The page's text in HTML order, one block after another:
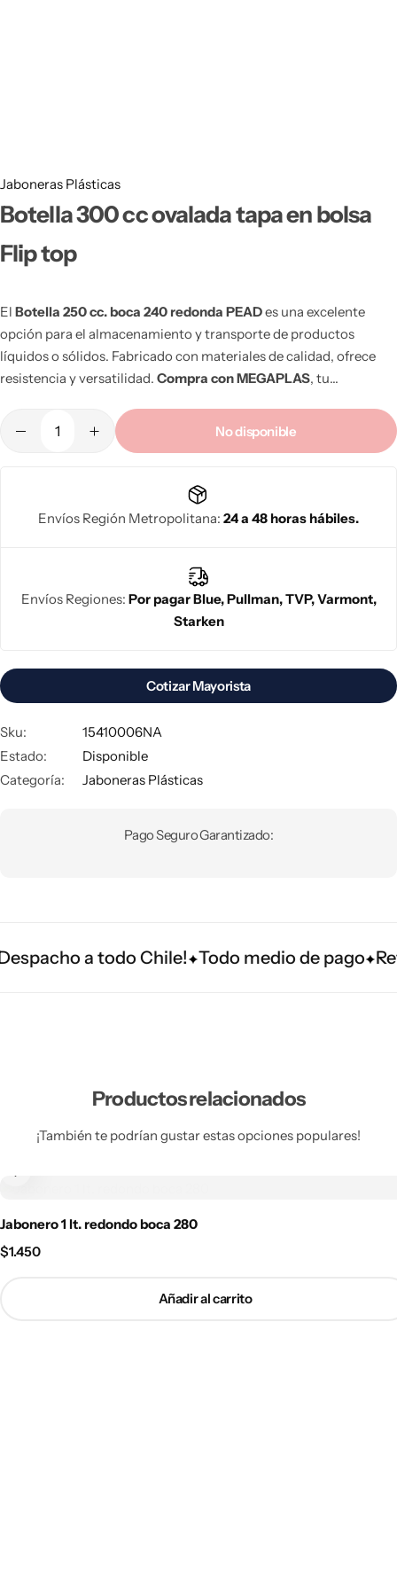
Jaboneras Plásticas
Botella 300 cc ovalada tapa en bolsa
Flip top
El Botella 250 cc. boca 240 redonda PEADes una excelente
opción para el almacenamiento y transporte de productos
líquidos o sólidos. Fabricado con materiales de calidad, ofrece
resistencia y versatilidad. Compra con MEGAPLAS, tu
con distribución en todo el país. ¡Cotiza con nosotros!
No disponible
Envíos Región Metropolitana: 24 a 48 horas hábiles.
Envíos Regiones: Por pagar Blue, Pullman, TVP, Varmont,
Starken
Cotizar Mayorista
Sku:
15410006NA
Estado:
Disponible
Categoría:
Jaboneras Plásticas
Pago Seguro Garantizado:
a todo Chile! Todo medio de pago
Productos relacionados
¡También te podrían gustar estas opciones populares!
Jabonero 1 lt. redondo boca 280
$1.450
Añadir al carrito
Botellas PET 5 Litros